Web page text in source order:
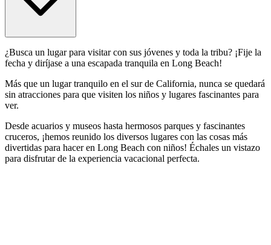
¿Busca un lugar para visitar con sus jóvenes y toda la tribu? ¡Fije la
fecha y diríjase a una escapada tranquila en Long Beach!
Más que un lugar tranquilo en el sur de California, nunca se quedará
sin atracciones para que visiten los niños y lugares fascinantes para
ver.
Desde acuarios y museos hasta hermosos parques y fascinantes
cruceros, ¡hemos reunido los diversos lugares con las cosas más
divertidas para hacer en Long Beach con niños! Échales un vistazo
para disfrutar de la experiencia vacacional perfecta.